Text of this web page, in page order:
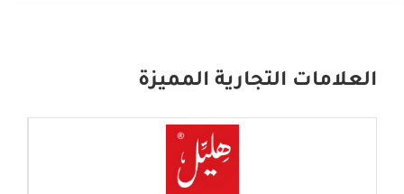
العلامات التجارية المميزة